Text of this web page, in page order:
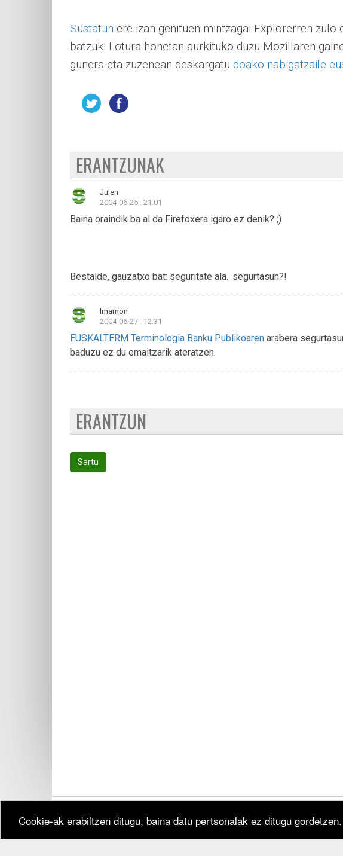
Cookie-ak erabiltzen ditugu, baina datu pertsonalak ez ditugu gordetzen.
Sustatun ere izan genituen mintzagai Explorerren zulo
batzuk. Lotura honetan aurkituko duzu Mozillaren
gunera eta zuzenean deskargatu doako nabigatzaile
ERANTZUNAK
Julen
2004-06-25 : 21:01
Baina oraindik ba al da Firefoxera igaro ez denik? ;)
Bestalde, gauzatxo bat: seguritate ala.. segurtasun?!
Imamon
2004-06-27 : 12:31
EUSKALTERM Terminologia Banku Publikoaren arabera
baduzu ez du emaitzarik ateratzen.
ERANTZUN
Sartu